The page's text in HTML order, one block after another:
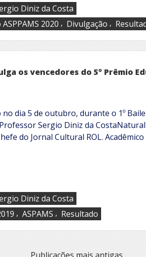
Diniz da Costa
2020 , Divulgação ,
os vencedores do 5º Prêmio
dia 5 de outubro, durante o 1º
Sergio Diniz da CostaNatural
do Jornal Cultural ROL.
Diniz da Costa
, ASPAMS , Resultado